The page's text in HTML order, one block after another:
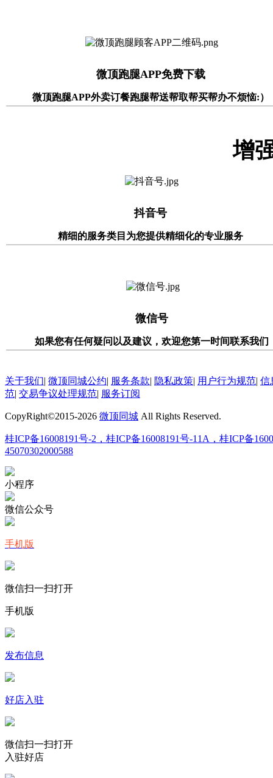
微顶跑腿APP免费下载
微顶跑腿APP外卖订餐跑腿帮送帮取帮买帮办不烦恼:）
增
抖音号
精细的服务类目为您提供精细化的专业服务
微信号
如果您有任何疑问以及建议，欢迎您第一时间联系我们
关于我们| 微顶同城公约| 服务条款| 隐私政策| 用户行为规范| 信
范| 交易争议处理规范| 服务订阅
CopyRight©2015-2026 微顶同城 All Rights Reserved.
桂ICP备16008191号-2，桂ICP备16008191号-11A，桂ICP备
45070302000588
小程序
微信公众号
手机版
微信扫一扫打开
手机版
发布信息
好店入驻
微信扫一扫打开
入驻好店